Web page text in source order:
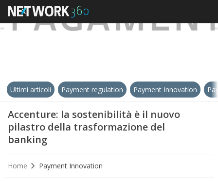
Ultimi articoli Payment regulation Payment Innovation
Accenture: la sostenibilità è il nuovo
pilastro della trasformazione del
banking
Home Payment Innovation